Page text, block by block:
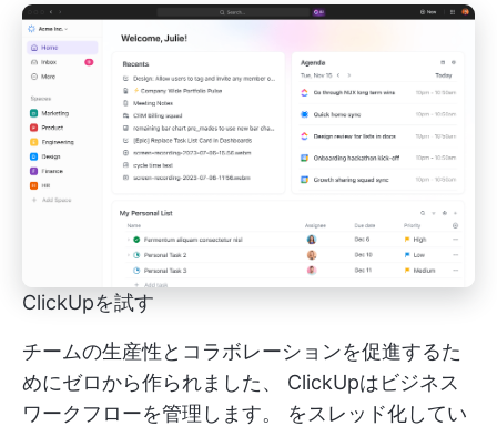
ClickUpを試す
チームの生産性とコラボレーションを促進するた
めにゼロから作られました、 ClickUpはビジネス
ワークフローを管理します。
をスレッド化してい